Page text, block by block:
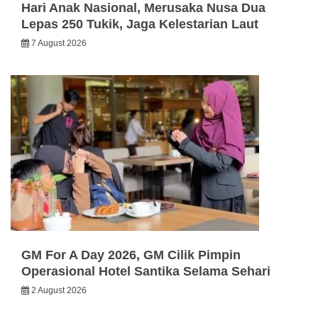
Hari Anak Nasional, Merusaka Nusa Dua
Lepas 250 Tukik, Jaga Kelestarian Laut
7 August 2026
GM For A Day 2026, GM Cilik Pimpin
Operasional Hotel Santika Selama Sehari
2 August 2026